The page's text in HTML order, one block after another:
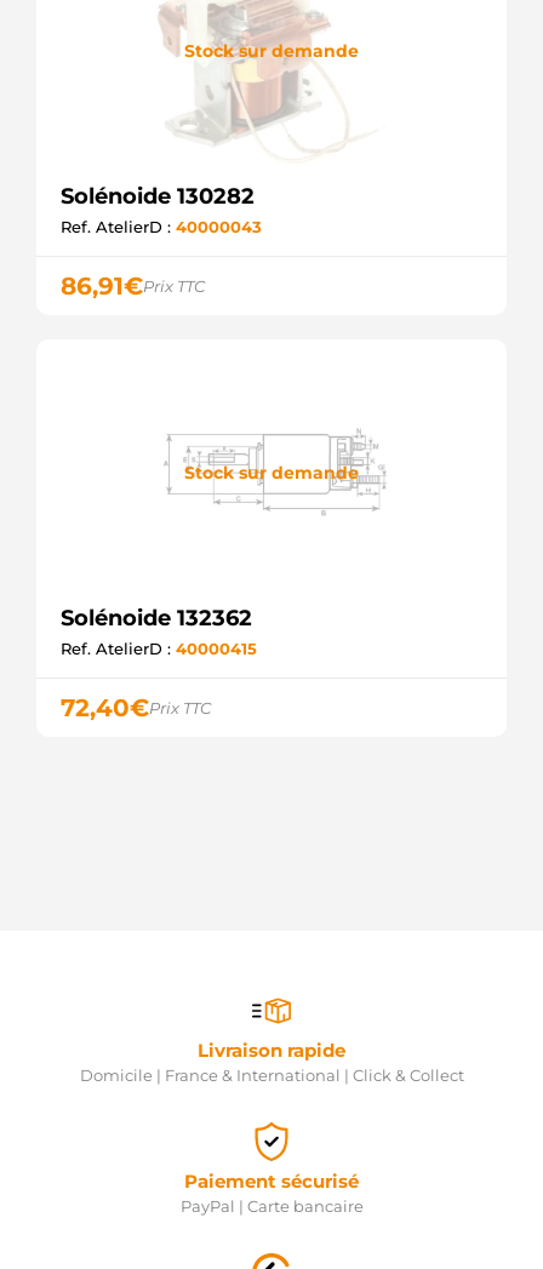
Stock sur demande
Solénoide 130282
Ref. AtelierD : 40000043
86,91€Prix TTC
Stock sur demande
Solénoide 132362
Ref. AtelierD : 40000415
72,40€Prix TTC
Livraison rapide
Domicile | France & International | Click & Collect
Paiement sécurisé
PayPal | Carte bancaire